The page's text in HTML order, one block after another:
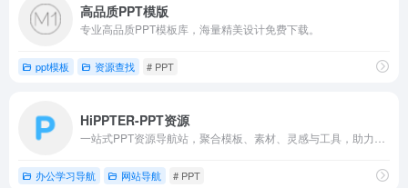
高品质PPT模版
专业高品质PPT模板库，海量精美设计免费下载。
ppt模板 资源查找 # PPT
HiPPTER-PPT资源
办公学习导航 网站导航 # PPT